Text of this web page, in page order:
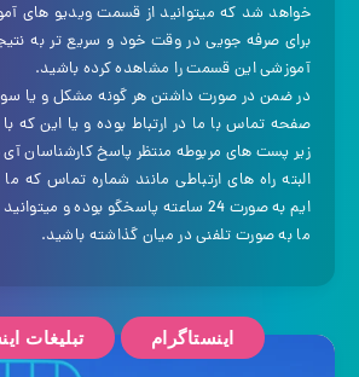
خواهد شد که میتوانید از قسمت ویدیو های
برای صرفه جویی در وقت خود و سریع تر به
آموزشی این قسمت را مشاهده کرده باشید.
در ضمن در صورت داشتن هر گونه مشکل و یا
صفحه تماس با ما در ارتباط بوده و یا این که
زیر پست های مربوطه منتظر پاسخ کارشناسان
البته راه های ارتباطی مانند شماره تماس که
ایم به صورت 24 ساعته پاسخگو بوده و
ما به صورت تلفنی در میان گذاشته باشید.
اینستاگرام تبلیغات